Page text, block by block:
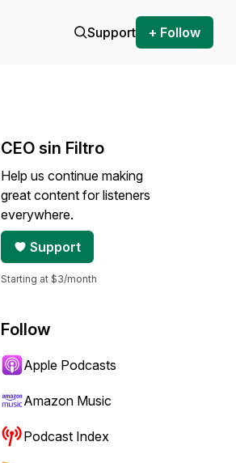
Support + Follow
CEO sin Filtro
Help us continue making
great content for listeners
everywhere.
Support
Starting at $3/month
Follow
Apple Podcasts
Amazon Music
Podcast Index